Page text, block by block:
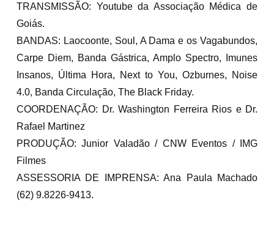
TRANSMISSÃO: Youtube da Associação Médica de
Goiás.
BANDAS: Laocoonte, Soul, A Dama e os Vagabundos,
Carpe Diem, Banda Gástrica, Amplo Spectro, Imunes
Insanos, Última Hora, Next to You, Ozburnes, Noise
4.0, Banda Circulação, The Black Friday.
COORDENAÇÃO: Dr. Washington Ferreira Rios e Dr.
Rafael Martinez
PRODUÇÃO: Junior Valadão / CNW Eventos / IMG
Filmes
ASSESSORIA DE IMPRENSA: Ana Paula Machado
(62) 9.8226-9413.